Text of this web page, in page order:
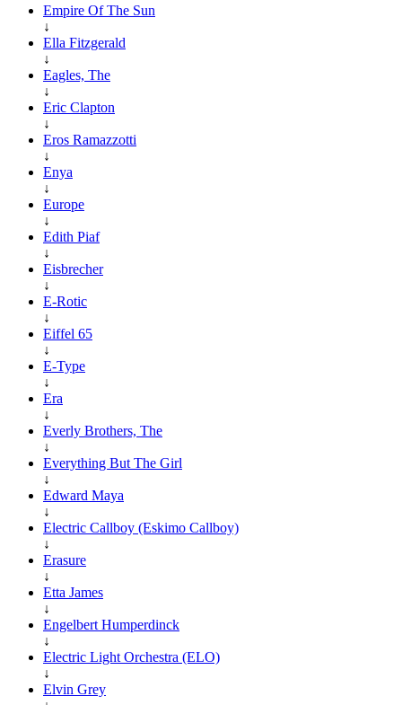
Empire Of The Sun
↓
Ella Fitzgerald
↓
Eagles, The
↓
Eric Clapton
↓
Eros Ramazzotti
↓
Enya
↓
Europe
↓
Edith Piaf
↓
Eisbrecher
↓
E-Rotic
↓
Eiffel 65
↓
E-Type
↓
Era
↓
Everly Brothers, The
↓
Everything But The Girl
↓
Edward Maya
↓
Electric Callboy (Eskimo Callboy)
↓
Erasure
↓
Etta James
↓
Engelbert Humperdinck
↓
Electric Light Orchestra (ELO)
↓
Elvin Grey